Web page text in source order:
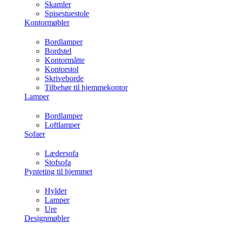
Skamler
Spisestuestole
Kontormøbler
Bordlamper
Bordstel
Kontormåtte
Kontorstol
Skriveborde
Tilbehør til hjemmekontor
Lamper
Bordlamper
Loftlamper
Sofaer
Lædersofa
Stofsofa
Pynteting til hjemmet
Hylder
Lamper
Ure
Designmøbler